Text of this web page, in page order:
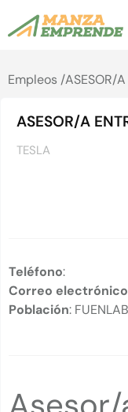
Empleos /ASESOR/
ASESOR/A
TESLA
Teléfono:
Correo electrónico
Población: